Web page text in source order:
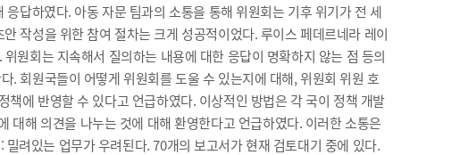
답하였다. 아동 자문 팀과의 소통을 통해 위원회는 기후 위기가 전 세
작성을 위한 참여 절차는 크게 성공적이었다. 루이스 페데르네라 레이
원회는 지속해서 질의하는 내용에 대한 응답이 명확하지 않는 점 등의
. 회원국들이 어떻게 위원회를 도울 수 있는지에 대해, 위원회 위원 호
에 반영할 수 있다고 언급하였다. 이상적인 방법은 각 국이 정책 개발
대해 의견을 나누는 것에 대해 환영한다고 언급하였다. 이러한 소통은
려있는 업무가 우려된다. 70개의 보고서가 현재 검토대기 중에 있다.